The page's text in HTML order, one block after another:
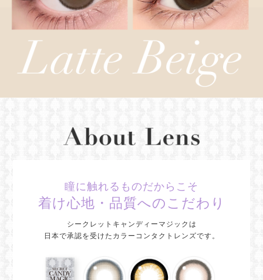
瞳に触れるものだからこそ
着け心地・品質へのこだわり
シークレットキャンディーマジックは
日本で承認を受けたカラーコンタクトレンズです。